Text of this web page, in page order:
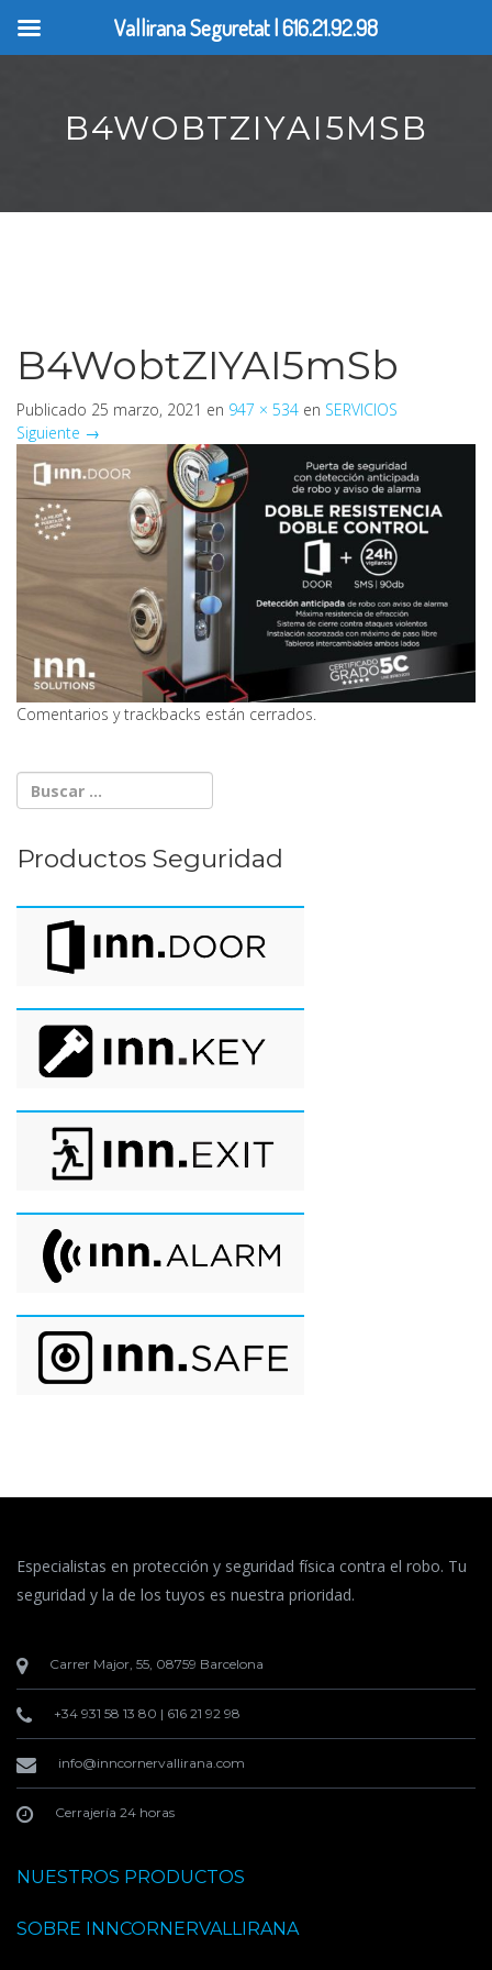
B4WOBTZIYAI5MSB
B4WobtZIYAI5mSb
Publicado 25 marzo, 2021 en 947 × 534 en SERVICIOS
Siguiente →
Comentarios y trackbacks están cerrados.
Productos Seguridad
Especialistas en protección y seguridad física contra el robo. Tu
seguridad y la de los tuyos es nuestra prioridad.
Carrer Major, 55, 08759 Barcelona
+34 931 58 13 80 | 616 21 92 98
info@inncornervallirana.com
Cerrajería 24 horas
NUESTROS PRODUCTOS
SOBRE INNCORNERVALLIRANA
Vallirana Seguretat | 616.21.92.98